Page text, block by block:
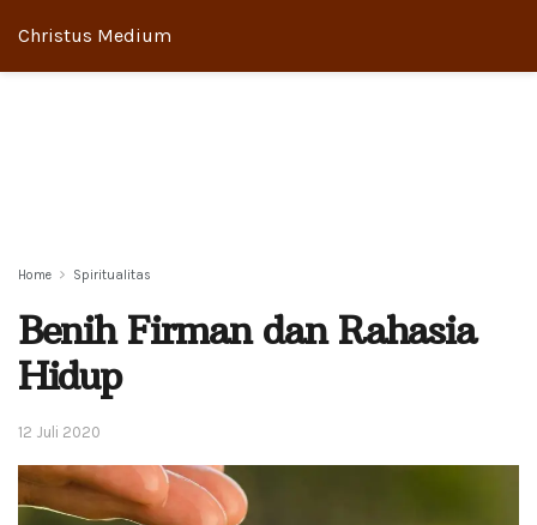
Christus Medium
Home Spiritualitas
Benih Firman dan Rahasia
Hidup
12 Juli 2020